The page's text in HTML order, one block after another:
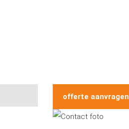
offerte aanvragen